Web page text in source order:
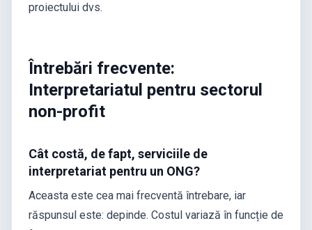
proiectului dvs.
Întrebări frecvente:
Interpretariatul pentru sectorul
non-profit
Cât costă, de fapt, serviciile de
interpretariat pentru un ONG?
Aceasta este cea mai frecventă întrebare, iar
răspunsul este: depinde. Costul variază în funcție de